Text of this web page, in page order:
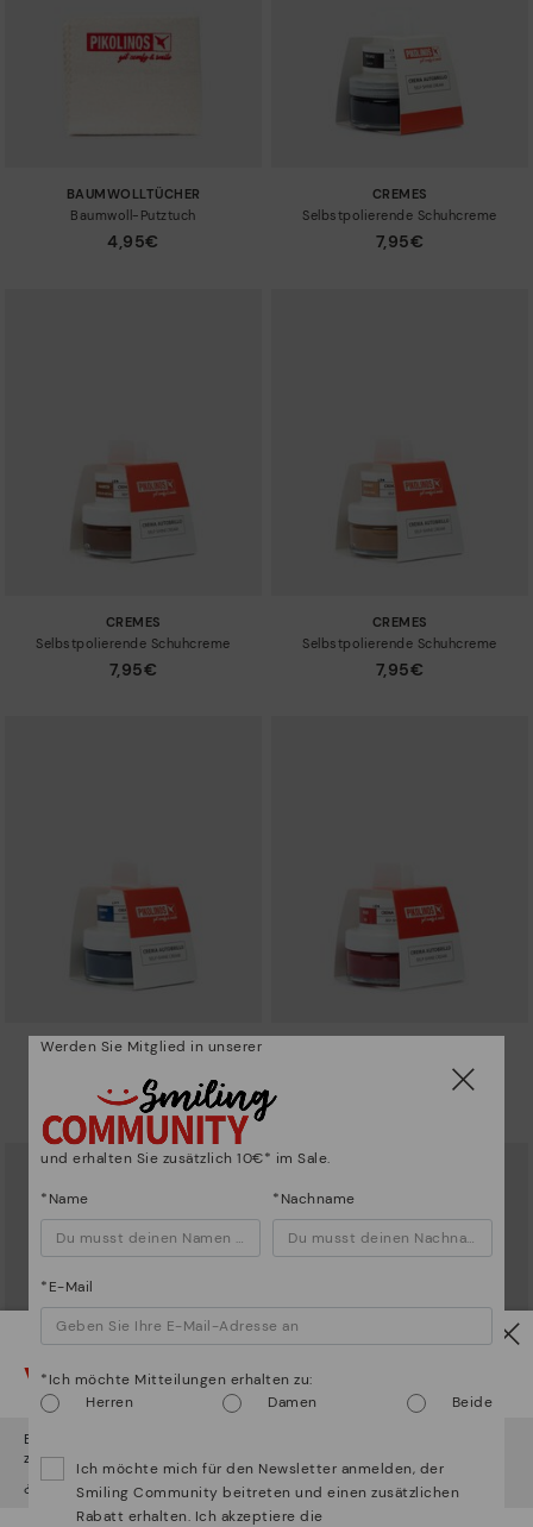
BAUMWOLLTÜCHER
Baumwoll-Putztuch
4,95€
CREMES
Selbstpolierende Schuhcreme
7,95€
CREMES
Selbstpolierende Schuhcreme
7,95€
CREMES
Selbstpolierende Schuhcreme
7,95€
CREMES
7,95€
Selbstpolierende Schuhcreme
CREMES
Selbstpolierende Schuhcreme
REINIGUNGSSCHWÄMME
Bienenwachsschwamm
Vorsicht!
Es scheint, dass Sie sich in
zugreifen werden.
¿Möchten Sie auf die Website vonUsagehen?
Werden Sie Mitglied in unserer
und erhalten Sie zusätzlich 10€* im Sale.
*Name *Nachname
*E-Mail
*Ich möchte Mitteilungen erhalten zu:
Herren
Damen Beide
Ich möchte mich für den Newsletter anmelden, der
Smiling Community beitreten und einen zusätzlichen
Rabatt erhalten. Ich akzeptiere die